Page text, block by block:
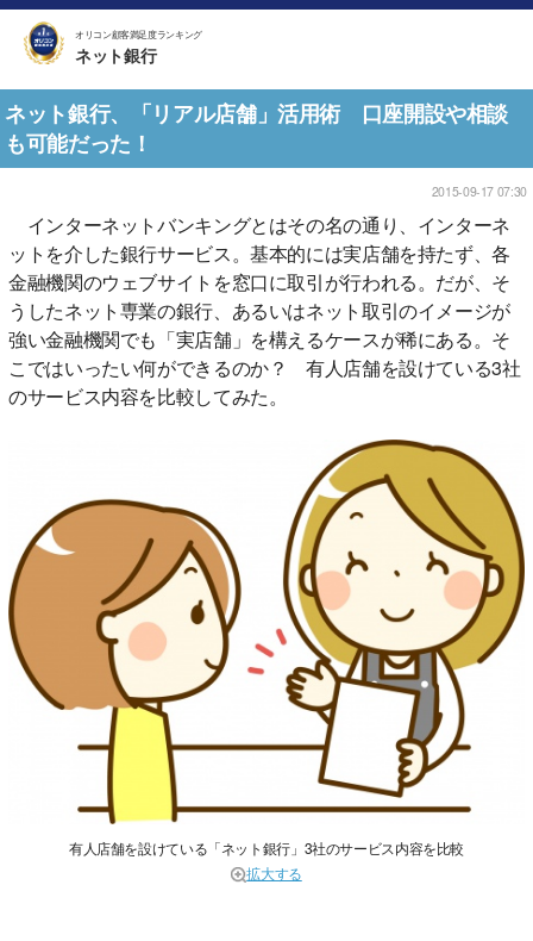
オリコン顧客満足度ランキング
ネット銀行
ネット銀行、「リアル店舗」活用術 口座開設や相談
も可能だった！
2015-09-17 07:30
インターネットバンキングとはその名の通り、インターネ
ットを介した銀行サービス。基本的には実店舗を持たず、各
金融機関のウェブサイトを窓口に取引が行われる。だが、そ
うしたネット専業の銀行、あるいはネット取引のイメージが
強い金融機関でも「実店舗」を構えるケースが稀にある。そ
こではいったい何ができるのか？ 有人店舗を設けている3社
のサービス内容を比較してみた。
有人店舗を設けている「ネット銀行」3社のサービス内容を比較
拡大する